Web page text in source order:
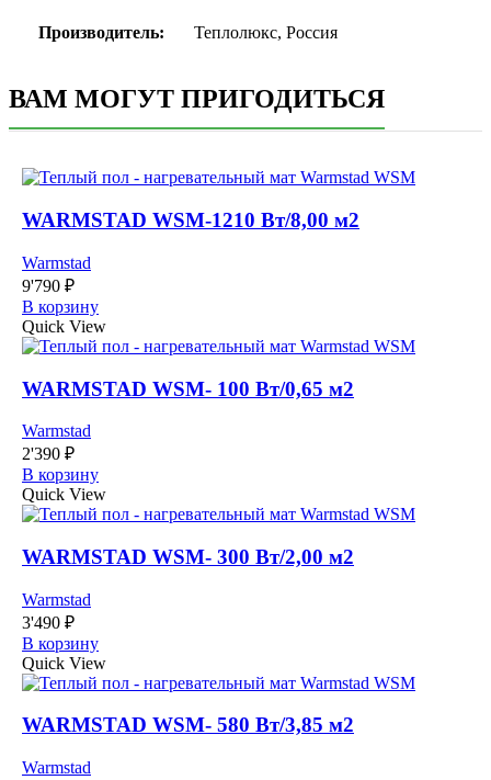
Производитель: Теплолюкс, Россия
ВАМ МОГУТ ПРИГОДИТЬСЯ
WARMSTAD WSM-1210 Вт/8,00 м2
Warmstad
9'790 ₽
В корзину
Quick View
WARMSTAD WSM- 100 Вт/0,65 м2
Warmstad
2'390 ₽
В корзину
Quick View
WARMSTAD WSM- 300 Вт/2,00 м2
Warmstad
3'490 ₽
В корзину
Quick View
WARMSTAD WSM- 580 Вт/3,85 м2
Warmstad